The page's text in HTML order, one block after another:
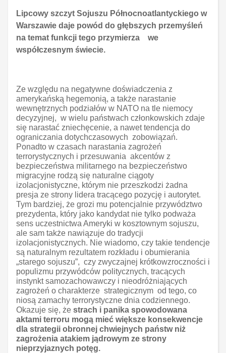
Lipcowy szczyt Sojuszu Północnoatlantyckiego w
Warszawie daje powód do głębszych przemyśleń
na temat funkcji tego przymierza we
współczesnym świecie.
Ze względu na negatywne doświadczenia z
amerykańską hegemonią, a także narastanie
wewnętrznych podziałów w NATO na tle niemocy
decyzyjnej, w wielu państwach członkowskich zdaje
się narastać zniechęcenie, a nawet tendencja do
ograniczania dotychczasowych zobowiązań.
Ponadto w czasach narastania zagrożeń
terrorystycznych i przesuwania akcentów z
bezpieczeństwa militarnego na bezpieczeństwo
migracyjne rodzą się naturalne ciągoty
izolacjonistyczne, którym nie przeszkodzi żadna
presja ze strony lidera tracącego pozycję i autorytet.
Tym bardziej, że grozi mu potencjalnie przywództwo
prezydenta, który jako kandydat nie tylko podważa
sens uczestnictwa Ameryki w kosztownym sojuszu,
ale sam także nawiązuje do tradycji
izolacjonistycznych. Nie wiadomo, czy takie tendencje
są naturalnym rezultatem rozkładu i obumierania
„starego sojuszu”, czy zwyczajnej krótkowzroczności i
populizmu przywódców politycznych, tracących
instynkt samozachowawczy i nieodróżniających
zagrożeń o charakterze strategicznym od tego, co
niosą zamachy terrorystyczne dnia codziennego.
Okazuje się, że strach i panika spowodowana
aktami terroru mogą mieć większe konsekwencje
dla strategii obronnej chwiejnych państw niż
zagrożenia atakiem jądrowym ze strony
nieprzyjaznych potęg.